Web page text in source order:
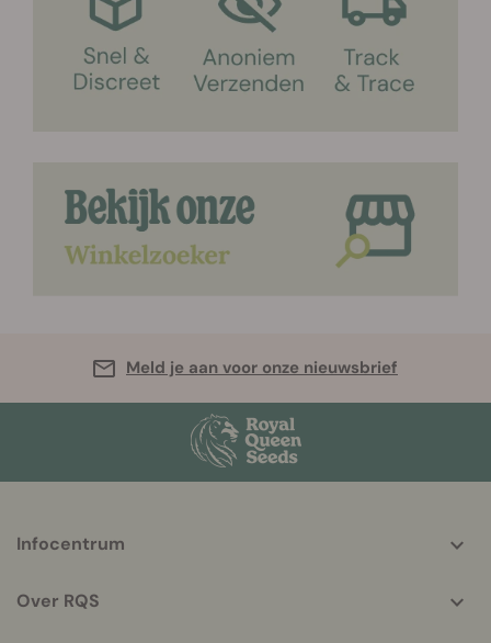
Meld je aan voor onze nieuwsbrief
helpful
Infocentrum
Over RQS